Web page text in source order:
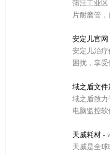
蒲洼工业
片耐磨管
安定儿官网
安定儿治
困扰，享受
域之盾文件
域之盾致力
电脑监控
天威耗材 -
天威是全